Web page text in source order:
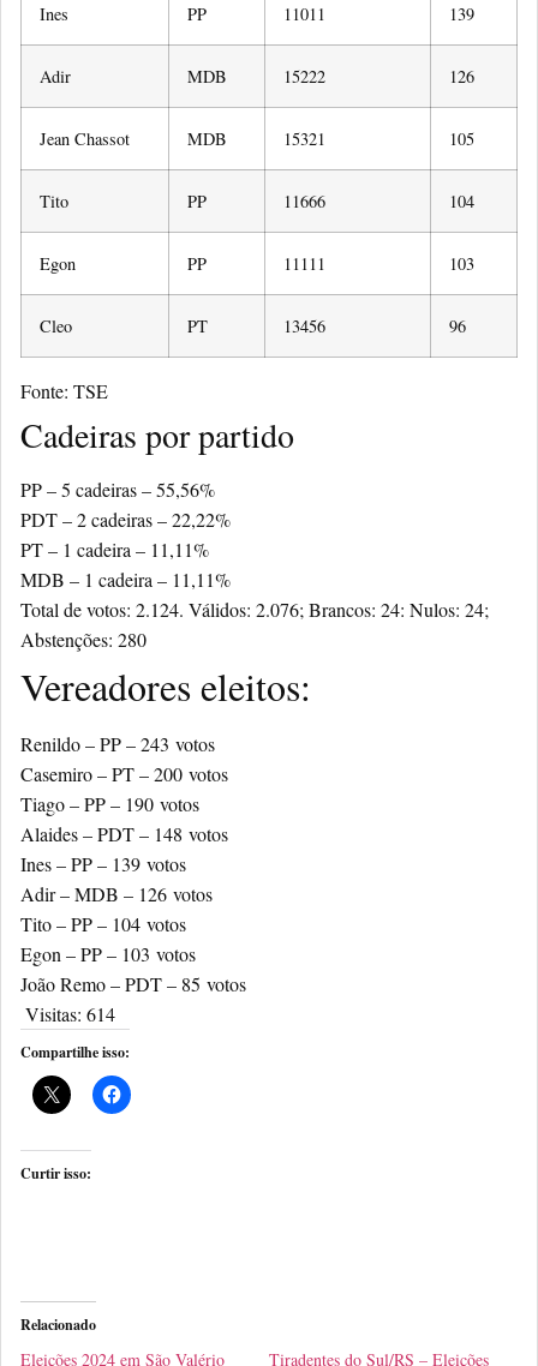
Ines PP 11011 139
Adir MDB 15222 126
Jean Chassot MDB 15321 105
Tito PP 11666 104
Egon PP 11111 103
Cleo PT 13456 96
Fonte: TSE
Cadeiras por partido
PP –5 cadeiras –55,56%
PDT –2 cadeiras –22,22%
PT – 1 cadeira – 11,11%
MDB – 1 cadeira – 11,11%
Total de votos: 2.124. Válidos: 2.076; Brancos: 24: Nulos: 24;
Abstenções: 280
Vereadores eleitos:
Renildo – PP –243 votos
Casemiro – PT –200 votos
Tiago – PP – 190 votos
Alaides – PDT – 148 votos
Ines – PP – 139 votos
Adir – MDB – 126 votos
Tito – PP – 104 votos
Egon – PP – 103 votos
João Remo – PDT – 85 votos
Visitas: 614
Compartilhe isso:
Curtir isso:
Relacionado
Eleições 2024 em São Valério Tiradentes do Sul/RS – Eleições